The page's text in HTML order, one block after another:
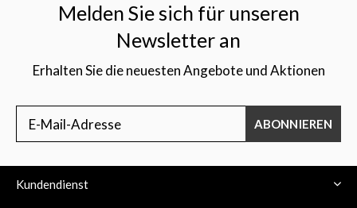
Melden Sie sich für unseren
Newsletter an
Erhalten Sie die neuesten Angebote und Aktionen
ABONNIEREN
Kundendienst